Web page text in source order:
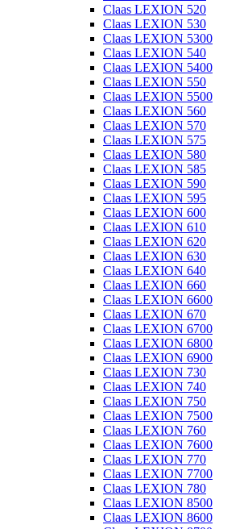
Claas LEXION 520
Claas LEXION 530
Claas LEXION 5300
Claas LEXION 540
Claas LEXION 5400
Claas LEXION 550
Claas LEXION 5500
Claas LEXION 560
Claas LEXION 570
Claas LEXION 575
Claas LEXION 580
Claas LEXION 585
Claas LEXION 590
Claas LEXION 595
Claas LEXION 600
Claas LEXION 610
Claas LEXION 620
Claas LEXION 630
Claas LEXION 640
Claas LEXION 660
Claas LEXION 6600
Claas LEXION 670
Claas LEXION 6700
Claas LEXION 6800
Claas LEXION 6900
Claas LEXION 730
Claas LEXION 740
Claas LEXION 750
Claas LEXION 7500
Claas LEXION 760
Claas LEXION 7600
Claas LEXION 770
Claas LEXION 7700
Claas LEXION 780
Claas LEXION 8500
Claas LEXION 8600